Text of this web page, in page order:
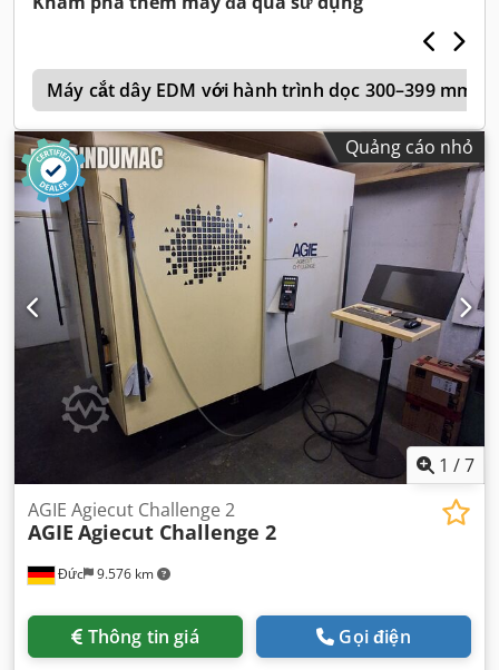
Máy cắt dây EDM với hành trình dọc 300–399 mm
Quảng cáo nhỏ
1 /7
Đức 9.576 km
AGIE Agiecut Challenge 2
AGIE Agiecut Challenge 2
Thông tin giá Gọi điện